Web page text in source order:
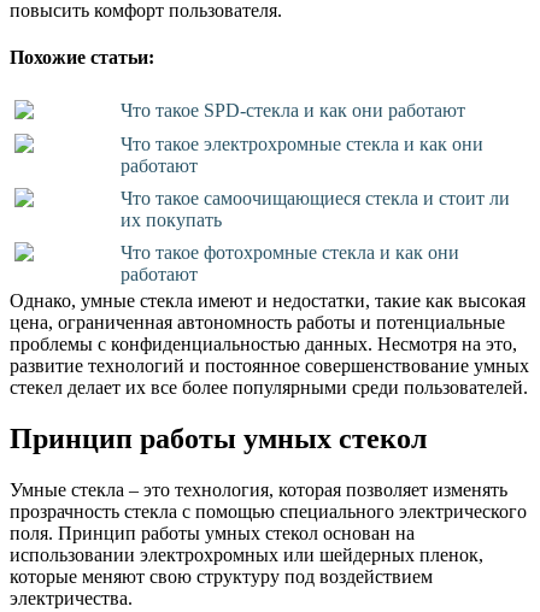
повысить комфорт пользователя.
Похожие статьи:
Что такое SPD-стекла и как они работают
Что такое электрохромные стекла и как они
работают
Что такое самоочищающиеся стекла и стоит ли
их покупать
Что такое фотохромные стекла и как они
работают
Однако, умные стекла имеют и недостатки, такие как высокая
цена, ограниченная автономность работы и потенциальные
проблемы с конфиденциальностью данных. Несмотря на это,
развитие технологий и постоянное совершенствование умных
стекел делает их все более популярными среди пользователей.
Принцип работы умных стекол
Умные стекла – это технология, которая позволяет изменять
прозрачность стекла с помощью специального электрического
поля. Принцип работы умных стекол основан на
использовании электрохромных или шейдерных пленок,
которые меняют свою структуру под воздействием
электричества.